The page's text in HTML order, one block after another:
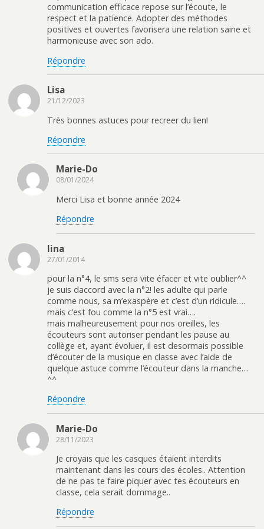
communication efficace repose sur l’écoute, le
respect et la patience. Adopter des méthodes
positives et ouvertes favorisera une relation saine et
harmonieuse avec son ado.
Répondre
Lisa
21/12/2023
Très bonnes astuces pour recreer du lien!
Répondre
Marie-Do
08/01/2024
Merci Lisa et bonne année 2024
Répondre
lina
27/01/2014
pour la n°4, le sms sera vite éfacer et vite oublier^^
je suis daccord avec la n°2! les adulte qui parle
comme nous, sa m’exaspère et c’est d’un ridicule….
mais c’est fou comme la n°5 est vrai….
mais malheureusement pour nos oreilles, les
écouteurs sont autoriser pendant les pause au
collège et, ayant évoluer, il est desormais possible
d’écouter de la musique en classe avec l’aide de
quelque astuce comme l’écouteur dans la manche…
^^
Répondre
Marie-Do
28/11/2023
Je croyais que les casques étaient interdits
maintenant dans les cours des écoles.. Attention
de ne pas te faire piquer avec tes écouteurs en
classe, cela serait dommage..
Répondre